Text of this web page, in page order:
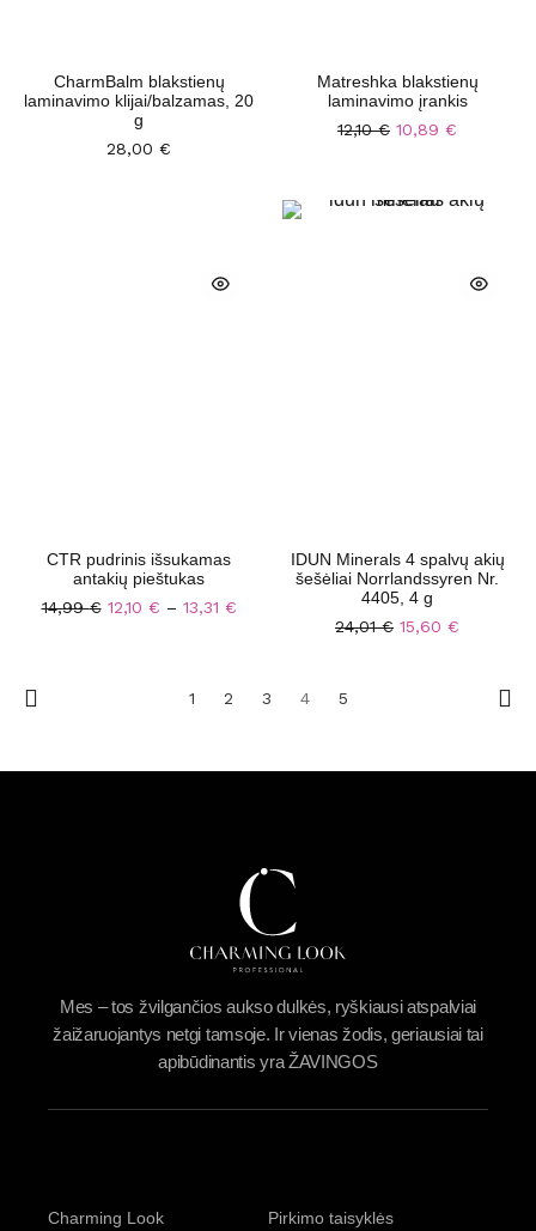
CharmBalm blakstienų
laminavimo klijai/balzamas, 20
g
28,00 €
Matreshka blakstienų
laminavimo įrankis
12,10€ 10,89 €
CTR pudrinis išsukamas
antakių pieštukas
14,99€ 12,10 € – 13,31 €
IDUN Minerals 4 spalvų akių
šešėliai Norrlandssyren Nr.
4405, 4 g
24,01€ 15,60 €
1 2 3 4 5
Mes – tos žvilgančios aukso dulkės, ryškiausi atspalviai
žaižaruojantys netgi tamsoje. Ir vienas žodis, geriausiai tai
apibūdinantis yra ŽAVINGOS
Charming Look Pirkimo taisyklės